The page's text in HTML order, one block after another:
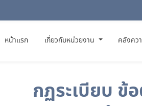
หน้าแรก(CURRENT)
เกี่ยวกับหน่วยงาน คลังคว
กฏระเบียบ ข้